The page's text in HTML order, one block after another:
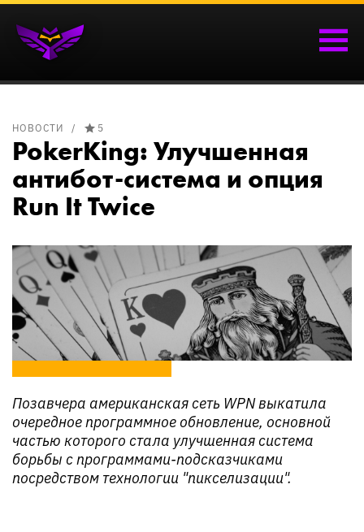
НОВОСТИ 5
PokerKing: Улучшенная
антибот-система и опция
Run It Twice
Позавчера американская сеть WPN выкатила
очередное программное обновление, основной
частью которого стала улучшенная система
борьбы с программами-подсказчиками
посредством технологии "пикселизации".